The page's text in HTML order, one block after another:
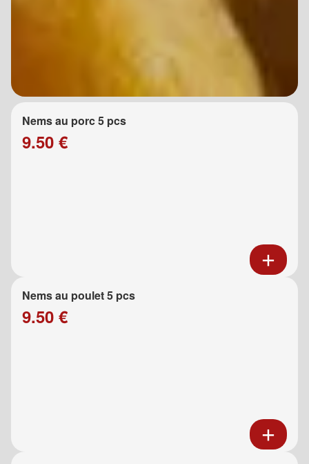
Nems au porc 5 pcs
9.50 €
Nems au poulet 5 pcs
9.50 €